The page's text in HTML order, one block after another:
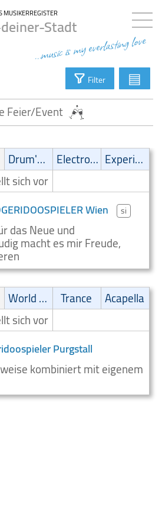
MUSIKERREGISTER
Stadt
...music is my everlasting love
Filter ▤
Feier/Event
Drum'n' Bass Electronic
Experimental
sich vor
Wien si
das Neue und
macht es mir Freude,
World Music Trance
Acapella
sich vor
Purgstall
kombiniert mit eigenem